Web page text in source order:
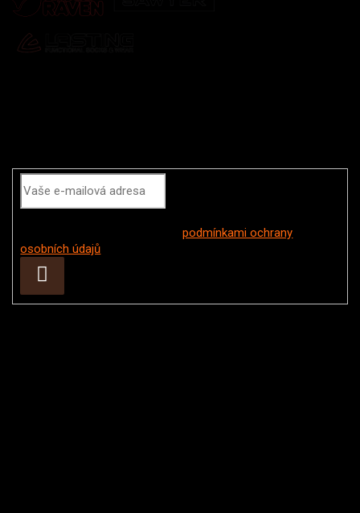
Vložením e-mailu souhlasíte spodmínkami ochrany
osobních údajů
se